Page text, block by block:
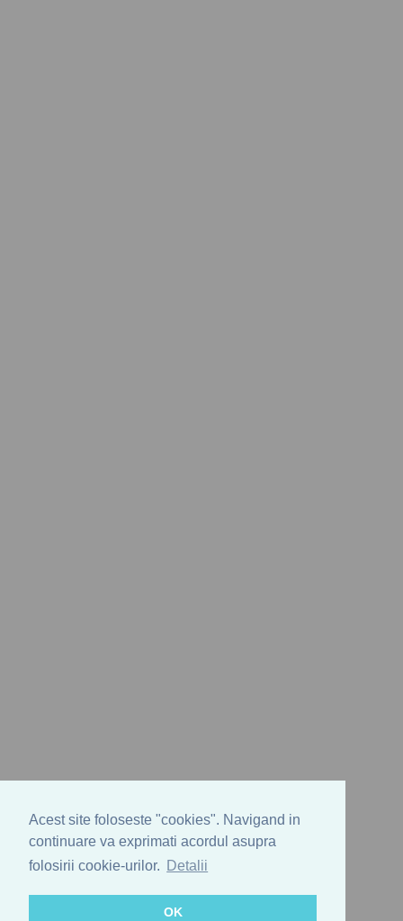
Acest site foloseste "cookies". Navigand in
continuare va exprimati acordul asupra
folosirii cookie-urilor.
Detalii
OK